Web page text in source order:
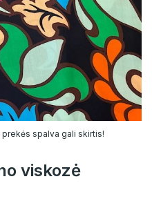
spalva gali skirtis!
viskozė